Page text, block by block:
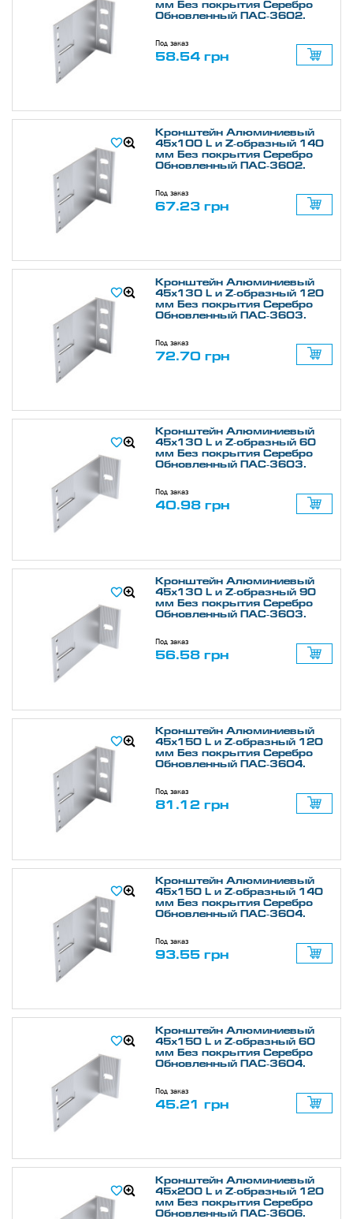
мм Без покрытия Серебро
Обновленный ПАС-3602.
Под заказ
58.54 грн
Кронштейн Алюминиевый
45х100 L и Z-образный 140
мм Без покрытия Серебро
Обновленный ПАС-3602.
Под заказ
67.23 грн
Кронштейн Алюминиевый
45х130 L и Z-образный 120
мм Без покрытия Серебро
Обновленный ПАС-3603.
Под заказ
72.70 грн
Кронштейн Алюминиевый
45х130 L и Z-образный 60
мм Без покрытия Серебро
Обновленный ПАС-3603.
Под заказ
40.98 грн
Кронштейн Алюминиевый
45х130 L и Z-образный 90
мм Без покрытия Серебро
Обновленный ПАС-3603.
Под заказ
56.58 грн
Кронштейн Алюминиевый
45х150 L и Z-образный 120
мм Без покрытия Серебро
Обновленный ПАС-3604.
Под заказ
81.12 грн
Кронштейн Алюминиевый
45х150 L и Z-образный 140
мм Без покрытия Серебро
Обновленный ПАС-3604.
Под заказ
93.55 грн
Кронштейн Алюминиевый
45х150 L и Z-образный 60
мм Без покрытия Серебро
Обновленный ПАС-3604.
Под заказ
45.21 грн
Кронштейн Алюминиевый
45х200 L и Z-образный 120
мм Без покрытия Серебро
Обновленный ПАС-3606.